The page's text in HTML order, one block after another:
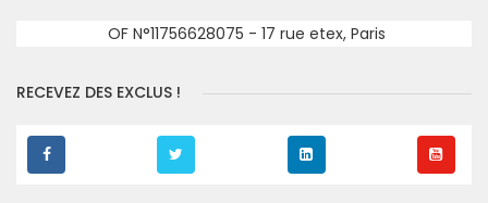
OF N°11756628075 - 17 rue etex, Paris
RECEVEZ DES EXCLUS !